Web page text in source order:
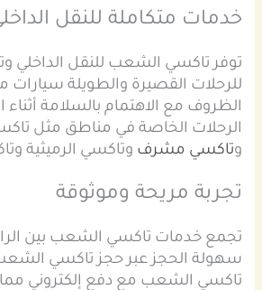
خدمات متكاملة للنقل
توفر تاكسي الشعب للنقل
للرحلات القصيرة والطويلة
الظروف مع الاهتمام بالسلامة أثناء
الرحلات الخاصة في مناطق مثل
وتاكسي مشرف وتاكسي الرميثية
تجربة مريحة وموثوقة
تجمع خدمات تاكسي الشعب بين
سهولة الحجز عبر حجز تاكسي
تاكسي الشعب مع دفع إلكتروني